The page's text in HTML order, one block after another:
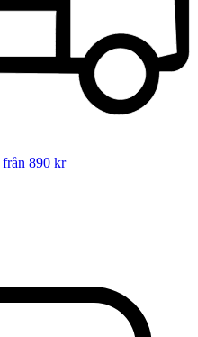
från 890 kr